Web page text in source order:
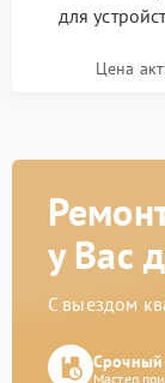
для
Цена
у Вас
С выездом
Мастер